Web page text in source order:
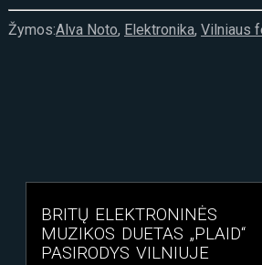
Žymos:Alva Noto, Elektronika, Vilniaus
BRITŲ ELEKTRONINĖS
MUZIKOS DUETAS „PLAID“
PASIRODYS VILNIUJE